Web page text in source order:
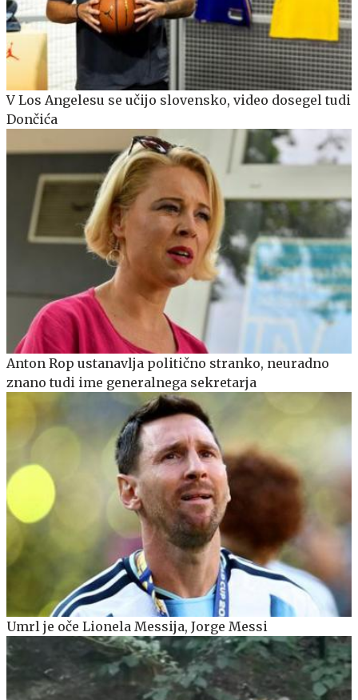
V Los Angelesu se učijo slovensko, video dosegel tudi
Dončića
Anton Rop ustanavlja politično stranko, neuradno
znano tudi ime generalnega sekretarja
Umrl je oče Lionela Messija, Jorge Messi